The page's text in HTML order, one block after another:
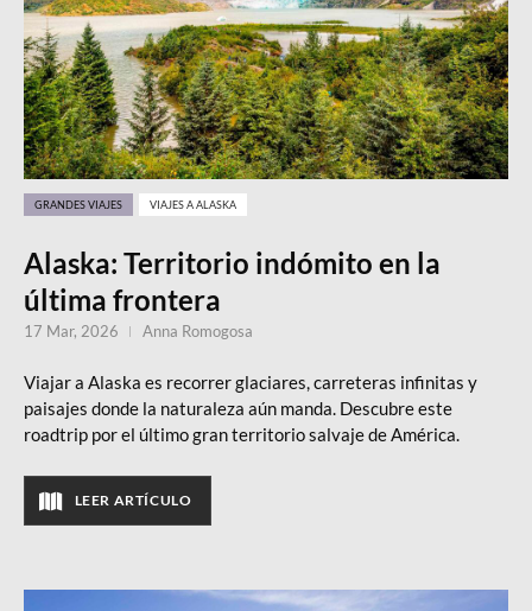
Alaska: Territorio indómito en la
última frontera
GRANDES VIAJES VIAJES A ALASKA
Viajar a Alaska es recorrer glaciares, carreteras infinitas y
paisajes donde la naturaleza aún manda. Descubre este
roadtrip por el último gran territorio salvaje de América.
LEER ARTÍCULO
17 Mar, 2026 Anna Romogosa